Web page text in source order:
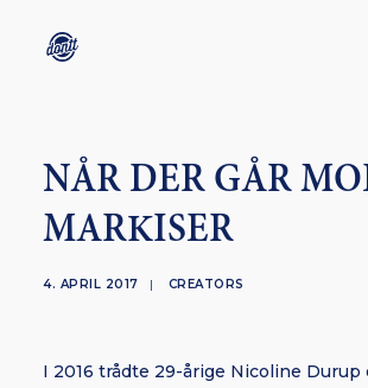
CONTACT
ENGLISH
CREATORS
INSPIRATION
NÅR DER GÅR
MARKISER
4. APRIL 2017 | CREATORS
I 2016 trådte 29-årige Nicoline